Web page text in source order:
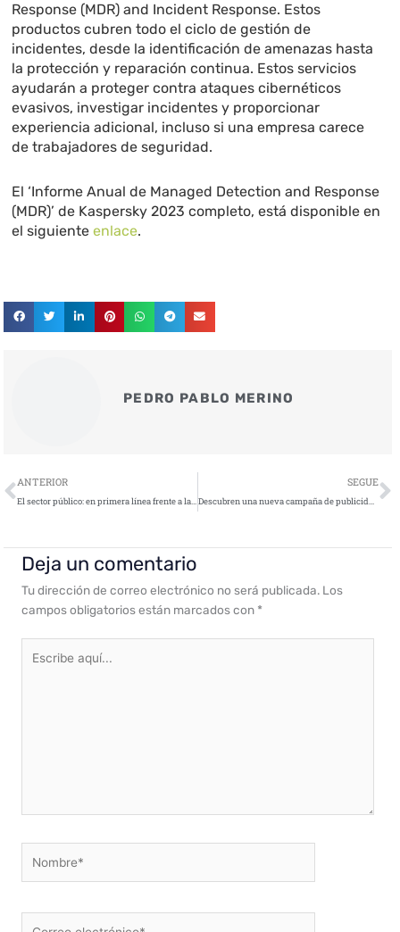
Response (MDR) and Incident Response. Estos
productos cubren todo el ciclo de gestión de
incidentes, desde la identificación de amenazas hasta
la protección y reparación continua. Estos servicios
ayudarán a proteger contra ataques cibernéticos
evasivos, investigar incidentes y proporcionar
experiencia adicional, incluso si una empresa carece
de trabajadores de seguridad.
El ‘Informe Anual de Managed Detection and Response
(MDR)’ de Kaspersky 2023 completo, está disponible en
el siguienteenlace.
PEDRO PABLO MERINO
Ant
ANTERIOR
El sector público: en primera línea frente a las ciberamenazas
SEGUE
Descubren una nueva campaña de publicidad maliciosa dirigida a equipos TI de las empresas
Deja un comentario
Tu dirección de correo electrónico no será publicada. Los
campos obligatorios están marcados con *
aquí...